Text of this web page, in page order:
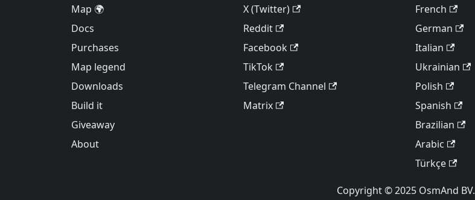
Map 🌍
Docs
Purchases
Map legend
Downloads
Build it
Giveaway
About
X (Twitter)
Reddit
Facebook
TikTok
Telegram Channel
Matrix
French
German
Italian
Ukrainian
Polish
Spanish
Brazilian
Arabic
Türkçe
Copyright © 2025 OsmAnd BV.